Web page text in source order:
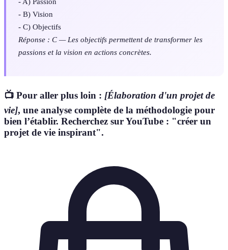
- B) Vision
- C) Objectifs
Réponse : C — Les objectifs permettent de transformer les
passions et la vision en actions concrètes.
📺 Pour aller plus loin : [Élaboration d'un projet de
vie], une analyse complète de la méthodologie pour
bien l’établir. Recherchez sur YouTube : "créer un
projet de vie inspirant".